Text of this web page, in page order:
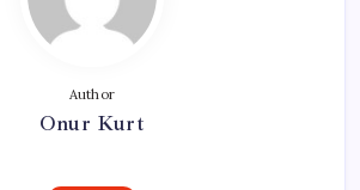
Author
Onur Kurt